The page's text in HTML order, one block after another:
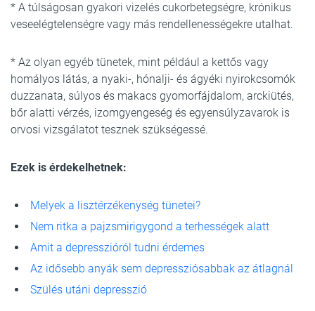
* A túlságosan gyakori vizelés cukorbetegségre, krónikus
veseelégtelenségre vagy más rendellenességekre utalhat.
* Az olyan egyéb tünetek, mint például a kettős vagy
homályos látás, a nyaki-, hónalji- és ágyéki nyirokcsomók
duzzanata, súlyos és makacs gyomorfájdalom, arckiütés,
bőr alatti vérzés, izomgyengeség és egyensúlyzavarok is
orvosi vizsgálatot tesznek szükségessé.
Ezek is érdekelhetnek:
Melyek a lisztérzékenység tünetei?
Nem ritka a pajzsmirigygond a terhességek alatt
Amit a depresszióról tudni érdemes
Az idősebb anyák sem depressziósabbak az átlagnál
Szülés utáni depresszió